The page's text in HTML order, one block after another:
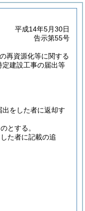
平成14年5月30日
告示第55号
再資源化等に関する
建設工事の届出等
をした者に返却す
とする。
た者に記載の追